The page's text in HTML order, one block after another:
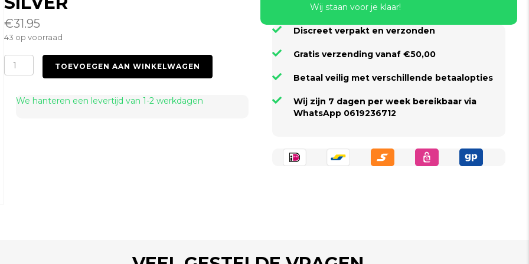
€31.95
43 op voorraad
Pinwheel
4
Silver
aantal
TOEVOEGEN AAN WINKELWAGEN
We hanteren een levertijd van 1-2 werkdagen
Wij staan voor je klaar!
Discreet verpakt en verzonden
Gratis verzending vanaf €50,00
Betaal veilig met verschillende betaalopties
Wij zijn 7 dagen per week bereikbaar via
WhatsApp 0619236712